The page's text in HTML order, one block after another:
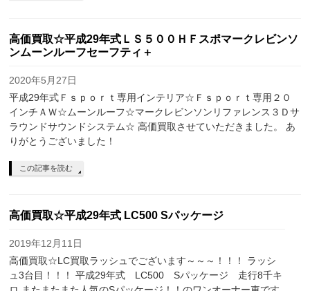
高価買取☆平成29年式ＬＳ５００ＨＦスポマークレビンソ
ンムーンルーフセーフティ＋
2020年5月27日
平成29年式Ｆｓｐｏｒｔ専用インテリア☆Ｆｓｐｏｒｔ専用２０
インチＡＷ☆ムーンルーフ☆マークレビンソンリファレンス３Ｄサ
ラウンドサウンドシステム☆ 高価買取させていただきました。 あ
りがとうございました！
この記事を読む
高価買取☆平成29年式 LC500 Sパッケージ
2019年12月11日
高価買取☆LC買取ラッシュでございます～～～！！！ ラッシ
ュ3台目！！！ 平成29年式 LC500 Sパッケージ 走行8千キ